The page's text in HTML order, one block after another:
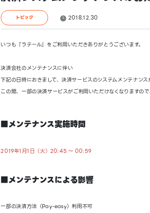
トピック 2018.12.30
いつも『ラテール』をご利用いただきありがとうございます。
決済会社のメンテナンスに伴い
下記の日時におきまして、決済サービスのシステムメンテナン
この間、一部の決済サービスがご利用いただけなくなりますの
■メンテナンス実施時間
2019年1月1日（火）20:45 ～ 00:59
■メンテナンスによる影響
一部の決済方法（Pay-easy）利用不可